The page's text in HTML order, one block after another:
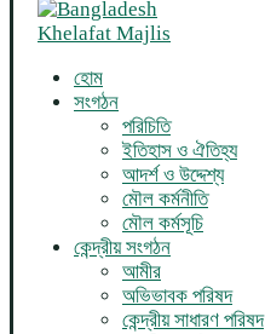
হোম
সংগঠন
পরিচিতি
ইতিহাস ও ঐতিহ্য
আদর্শ ও উদ্দেশ্য
মৌল কর্মনীতি
মৌল কর্মসূচি
কেন্দ্রীয় সংগঠন
আমীর
অভিভাবক পরিষদ
কেন্দ্রীয় সাধারণ পরিষদ